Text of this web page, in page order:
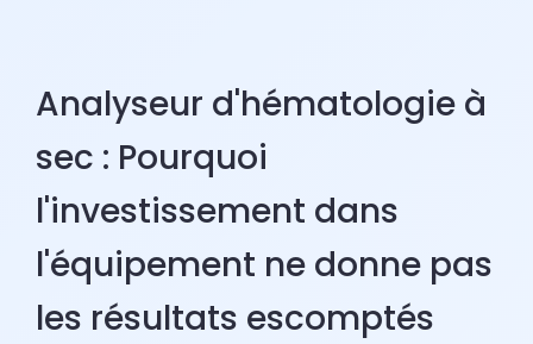
Analyseur d'hématologie à
sec : Pourquoi
l'investissement dans
l'équipement ne donne pas
les résultats escomptés